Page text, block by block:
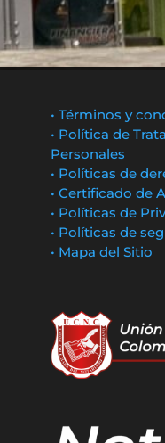
• Términos y
• Política de
Personales
• Políticas de
• Certificado de
• Políticas de
• Políticas de
• Mapa del Sitio